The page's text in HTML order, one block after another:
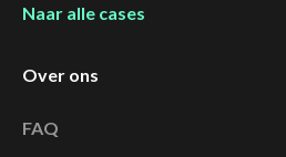
Naar alle cases
Over ons
FAQ